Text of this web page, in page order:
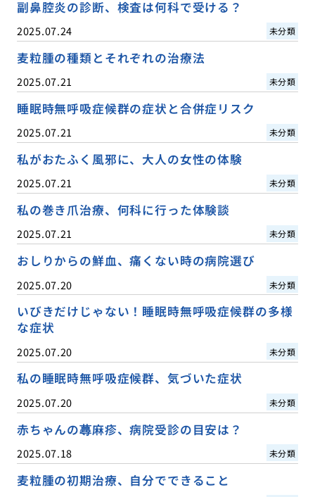
副鼻腔炎の診断、検査は何科で受ける？
2025.07.24 未分類
麦粒腫の種類とそれぞれの治療法
2025.07.21 未分類
睡眠時無呼吸症候群の症状と合併症リスク
2025.07.21 未分類
私がおたふく風邪に、大人の女性の体験
2025.07.21 未分類
私の巻き爪治療、何科に行った体験談
2025.07.21 未分類
おしりからの鮮血、痛くない時の病院選び
2025.07.20 未分類
いびきだけじゃない！睡眠時無呼吸症候群の多様
な症状
2025.07.20 未分類
私の睡眠時無呼吸症候群、気づいた症状
2025.07.20 未分類
赤ちゃんの蕁麻疹、病院受診の目安は？
2025.07.18 未分類
麦粒腫の初期治療、自分でできること